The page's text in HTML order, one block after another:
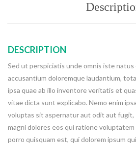
DESCRIPTION
Sed ut perspiciatis unde omnis iste
accusantium doloremque laudantium,
ipsa quae ab illo inventore veritatis et
vitae dicta sunt explicabo. Nemo enim
voluptas sit aspernatur aut odit aut fugit,
magni dolores eos qui ratione
porro quisquam est, qui dolorem ipsum